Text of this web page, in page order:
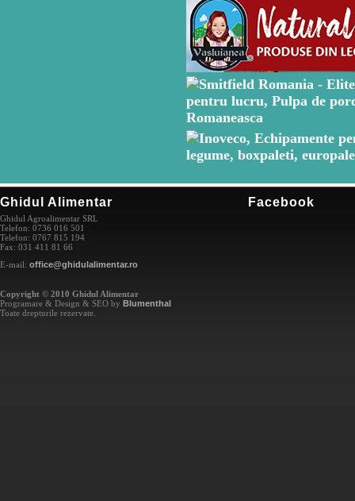
Ghidul Alimentar
Ghidul Agroalimentar SRL
Telefon: 0736 016 501
Telefon: 0767 815 194
Fax: 031 411 81 66
E-mail: office@ghidulalimentar.ro
Copyright © 2010 Ghidul Alimentar
Programare & Design & SEO by Blumenthal
Toate drepturile rezervate.
Facebook